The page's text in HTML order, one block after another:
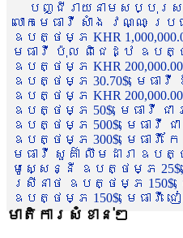
បញ្ជីរាយនាមសប្បុរសជ
លោកមេធាវី សាំង វណ្ណៈ ប្
ឧបត្ថម្ភ KHR
មេធាវី ប៉ុល ពិជេដ្ឋ ឧបត្ថ
ឧបត្ថម្ភ KHR
ឧបត្ថម្ភ 30.70$, មេធា
ឧបត្ថម្ភ KHR
ឧបត្ថម្ភ 50$, មេធាវី ជ
ឧបត្ថម្ភ 500$, មេធាវី
ឧបត្ថម្ភ 300$, មេធាវី
មេធាវី សួគ៌ា លឹមដារា ឧប
មូសេ្សន្នី ឧបត្ថម្ភ 25$,
ស្រីនាថ ឧបត្ថម្ភ 150$, ម
ឧបត្ថម្ភ 150$, មេធាវី
មាតិការសំខាន់ៗ